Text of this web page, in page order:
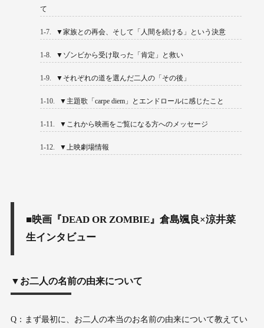
て
1-7. ▼家族との再会、そして「人間を続ける」という決意
1-8. ▼ゾンビから受け取った「肯定」と救い
1-9. ▼それぞれの道を選んだ二人の「その後」
1-10. ▼主題歌「carpe diem」とエンドロールに感じたこと
1-11. ▼これから映画をご覧になる方へのメッセージ
1-12. ▼上映劇場情報
■映画『DEAD OR ZOMBIE』倉島颯良×涼井菜
生インタビュー
▼ お二人の名前の由来について
Q：まず最初に、お二人の本当のお名前の由来について教えてい